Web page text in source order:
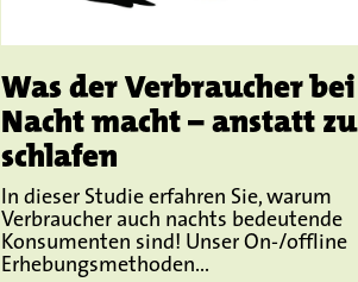
Was der Verbraucher bei
Nacht macht – anstatt zu
schlafen
In dieser Studie erfahren Sie, warum
Verbraucher auch nachts bedeutende
Konsumenten sind! Unser On-/offline
Erhebungsmethoden...